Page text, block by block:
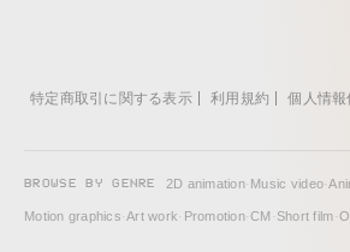
特定商取引に関する表示 利用規約 個人情
BROWSE BY GENRE 2D animation· Music video·
Motion graphics·Art work· Promotion·CM · Short film·